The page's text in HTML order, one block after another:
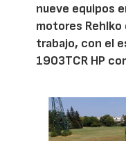
nueve equipos
motores
trabajo, con el
1903TCR HP